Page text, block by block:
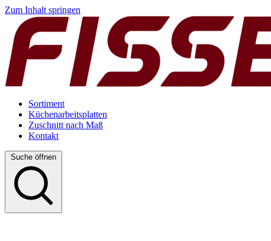
Zum Inhalt springen
Sortiment
Küchenarbeitsplatten
Zuschnitt nach Maß
Kontakt
Suche öffnen